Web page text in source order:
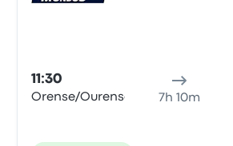
11:30
Orense/Ourense 7h 10m